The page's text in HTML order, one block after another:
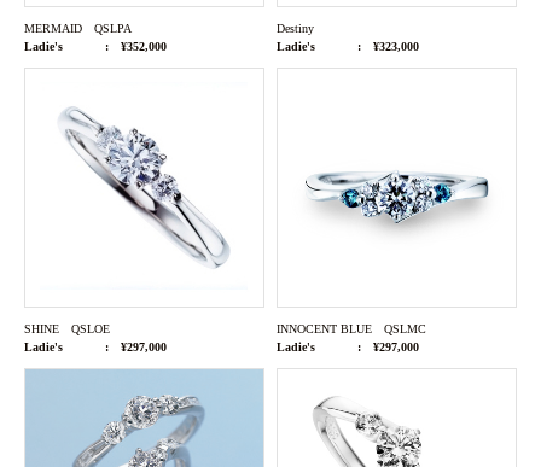
MERMAID QSLPA
Ladie's
¥352,000
Destiny
Ladie's
¥323,000
SHINE QSLOE
Ladie's
¥297,000
INNOCENT BLUE QSLMC
Ladie's
¥297,000